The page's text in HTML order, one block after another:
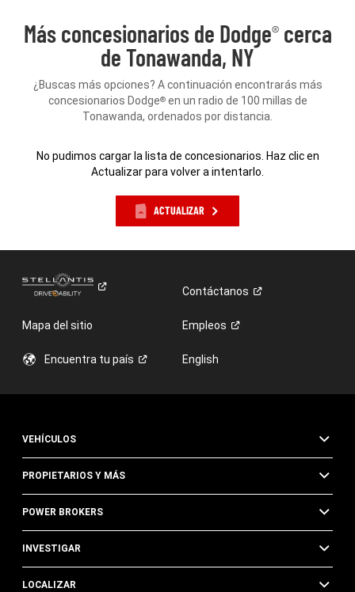
Más concesionarios de Dodge®cerca
de Tonawanda, NY
¿Buscas más opciones? A continuación encontrarás más
concesionarios Dodge®en un radio de 100 millas de
Tonawanda, ordenados por distancia.
No pudimos cargar la lista de concesionarios. Haz clic en
Actualizar para volver a intentarlo.
ACTUALIZAR
Contáctanos
Mapa del sitio Empleos
Encuentra tu país English
VEHÍCULOS
PROPIETARIOS Y MÁS
POWER BROKERS
INVESTIGAR
LOCALIZAR